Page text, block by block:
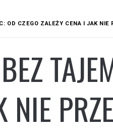
OD CZEGO ZALEŻY CENA I JAK
NIE